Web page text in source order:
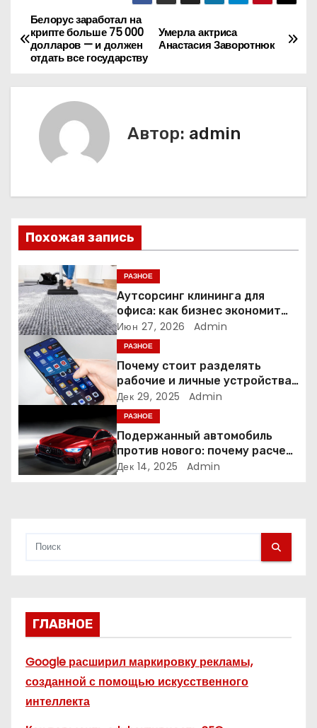
Н
а
в
и
я
п
о
з
п
и
с
Умерла актриса
Анастасия Заворотнюк
Белорус заработал на
крипте больше 75 000
долларов — и должен
отдать все государству
Автор: admin
Похожая запись
РАЗНОЕ
Аутсорсинг клининга для
офиса: как бизнес экономит
время и деньги на уборке
Июн 27, 2026 Admin
РАЗНОЕ
Почему стоит разделять
рабочие и личные устройства
— и чем опасно всё смешивать
Дек 29, 2025 Admin
РАЗНОЕ
Подержанный автомобиль
против нового: почему расчет
часто подводит
Дек 14, 2025 Admin
ГЛАВНОЕ
Google расширил маркировку рекламы,
созданной с помощью искусственного
интеллекта